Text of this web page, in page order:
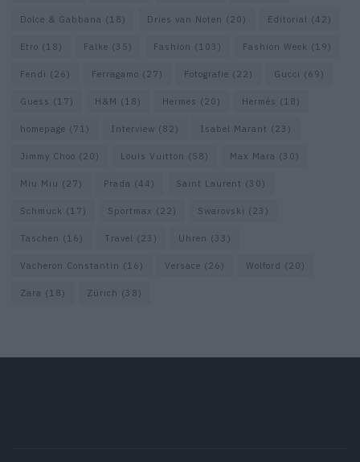
Dolce & Gabbana (18) Dries van Noten (20) Editorial (42)
Etro (18) Falke (35) Fashion (103) Fashion Week (19)
Fendi (26) Ferragamo (27) Fotografie (22) Gucci (69)
Guess (17) H&M (18) Hermes (20) Hermès (18)
homepage (71) Interview (82) Isabel Marant (23)
Jimmy Choo (20) Louis Vuitton (58) Max Mara (30)
Miu Miu (27) Prada (44) Saint Laurent (30)
Schmuck (17) Sportmax (22) Swarovski (23)
Taschen (16) Travel (23) Uhren (33)
Vacheron Constantin (16) Versace (26) Wolford (20)
Zara (18) Zürich (38)